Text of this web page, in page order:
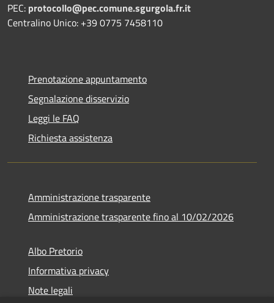
PEC: protocollo@pec.comune.sgurgola.fr.it
Centralino Unico: +39 0775 7458110
Prenotazione appuntamento
Segnalazione disservizio
Leggi le FAQ
Richiesta assistenza
Amministrazione trasparente
Amministrazione trasparente fino al 10/02/2026
Albo Pretorio
Informativa privacy
Note legali